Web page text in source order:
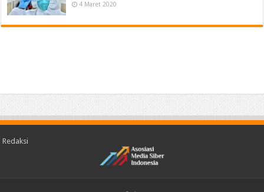
4 Maret 2020
Redaksi